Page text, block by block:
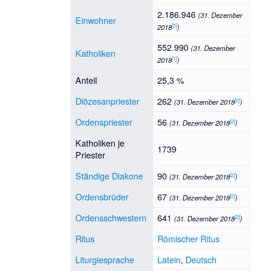
Einwohner 2.186.946 (31. Dezember
2018[2])
Katholiken 552.990 (31. Dezember
2018[1])
Anteil
25,3 %
Diözesanpriester
262 (31. Dezember 2018[2])
Ordenspriester 56 (31. Dezember 2018[2])
Katholiken je
Priester
1739
Ständige Diakone 90 (31. Dezember 2018[2])
Ordensbrüder 67 (31. Dezember 2018[2])
Ordensschwestern 641 (31. Dezember 2018[2])
Ritus
Römischer Ritus
Liturgiesprache
Latein, Deutsch